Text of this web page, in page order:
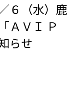
６（水）鹿
ＡＶＩ Ｐ
らせ